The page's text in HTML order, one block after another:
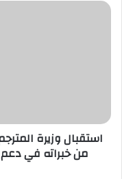
استقبال
الاستفادة
مناستقبال وزيرة
من خبراته في